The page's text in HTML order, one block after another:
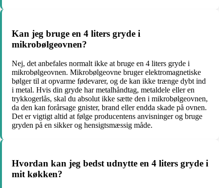
Kan jeg bruge en 4 liters gryde i
mikrobølgeovnen?
Nej, det anbefales normalt ikke at bruge en 4 liters gryde i
mikrobølgeovnen. Mikrobølgeovne bruger elektromagnetiske
bølger til at opvarme fødevarer, og de kan ikke trænge dybt ind
i metal. Hvis din gryde har metalhåndtag, metaldele eller en
trykkogerlås, skal du absolut ikke sætte den i mikrobølgeovnen,
da den kan forårsage gnister, brand eller endda skade på ovnen.
Det er vigtigt altid at følge producentens anvisninger og bruge
gryden på en sikker og hensigtsmæssig måde.
Hvordan kan jeg bedst udnytte en 4 liters gryde i
mit køkken?